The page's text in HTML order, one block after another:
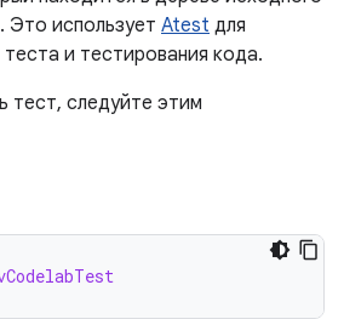
Это использует Atest для
теста и тестирования кода.
тест, следуйте этим